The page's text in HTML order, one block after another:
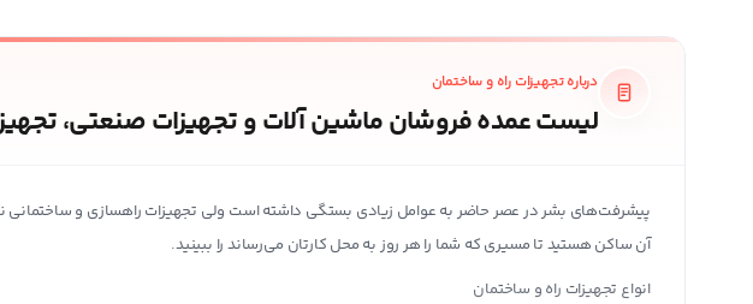
درباره تجهیزات راه و ساختمان
لیست عمده فروشان ماشین آلات و تجهیزات صنعتی،
پیشرفت‌های بشر در عصر حاضر به عوامل زیادی بستگی داشته است ولی تجهیزات راهسازی و ساختمانی
آن ساکن هستید تا مسیری که شما را هر روز به محل کارتان می‌رساند را ببینید.
انواع تجهیزات راه و ساختمان